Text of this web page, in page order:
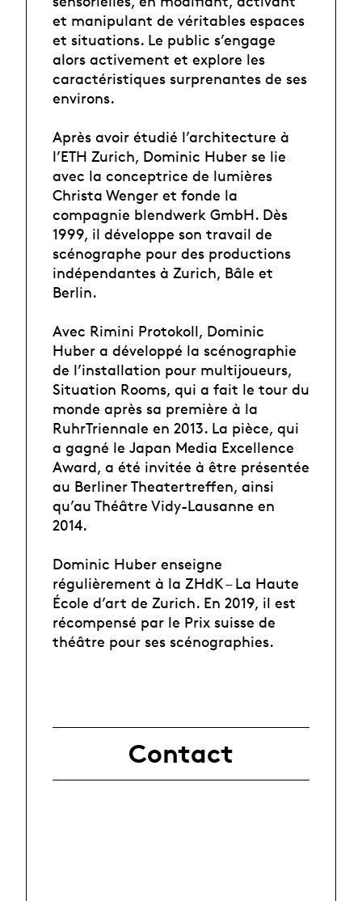
et manipulant de véritables espaces
et situations. Le public s’engage
alors activement et explore les
caractéristiques surprenantes de ses
environs.
Après avoir étudié l’architecture à
l’ETH Zurich, Dominic Huber se lie
avec la conceptrice de lumières
Christa Wenger et fonde la
compagnie blendwerk GmbH. Dès
1999, il développe son travail de
scénographe pour des productions
indépendantes à Zurich, Bâle et
Berlin.
Avec Rimini Protokoll, Dominic
Huber a développé la scénographie
de l’installation pour multijoueurs,
Situation Rooms, qui a fait le tour du
monde après sa première à la
RuhrTriennale en 2013. La pièce, qui
a gagné le Japan Media Excellence
Award, a été invitée à être présentée
au Berliner Theatertreffen, ainsi
qu’au Théâtre Vidy-Lausanne en
2014.
Dominic Huber enseigne
régulièrement à la ZHdK – La Haute
École d’art de Zurich. En 2019, il est
récompensé par le Prix suisse de
théâtre pour ses scénographies.
Contact